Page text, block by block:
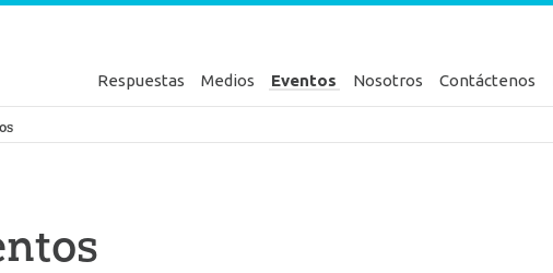
Respuestas Medios Eventos Nosotros Contáctenos
Génesis